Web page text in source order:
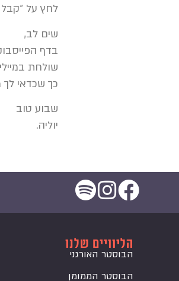
לחץ על
שים לב,
בדף
שולחת
כך שכדאי לך
שבוע טוב
יוליה.
הליוויים שלנו
הבוסטר האורגני
הבוסטר הממומן